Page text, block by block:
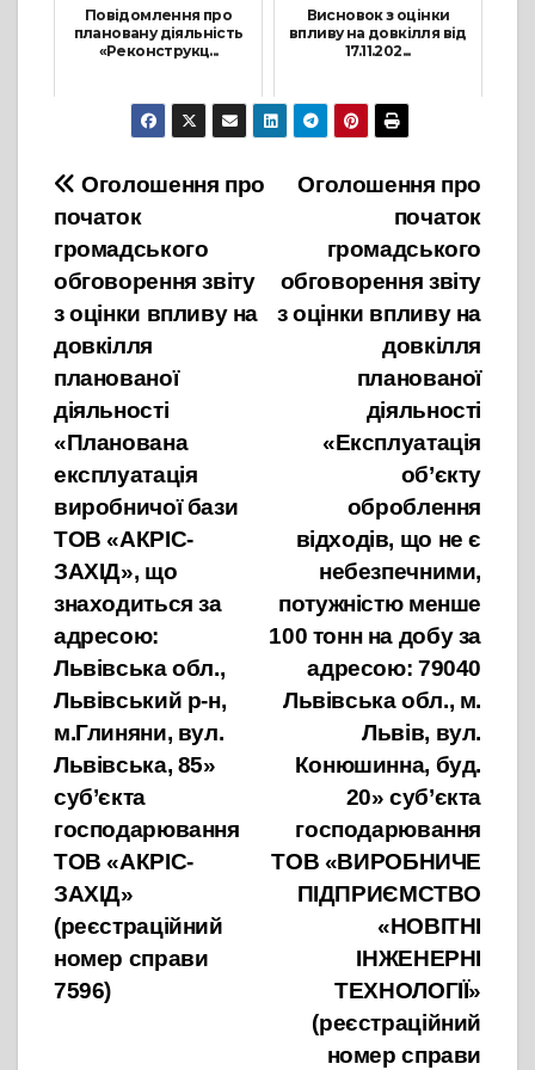
Повідомлення про
плановану діяльність
«Реконструкц...
23 Жовтня, 2025
Висновок з оцінки
впливу на довкілля від
17.11.202...
19 Листопада, 2025
Навігація
записів
Оголошення про
початок
громадського
обговорення звіту
з оцінки впливу на
довкілля
планованої
діяльності
«Експлуатація
об’єкту
оброблення
відходів, що не є
небезпечними,
потужністю менше
100 тонн на добу за
адресою: 79040
Львівська обл., м.
Львів, вул.
Конюшинна, буд.
20» суб’єкта
господарювання
ТОВ «ВИРОБНИЧЕ
ПІДПРИЄМСТВО
«НОВІТНІ
ІНЖЕНЕРНІ
ТЕХНОЛОГІЇ»
(реєстраційний
номер справи
Оголошення про
початок
громадського
обговорення звіту
з оцінки впливу на
довкілля
планованої
діяльності
«Планована
експлуатація
виробничої бази
ТОВ «АКРІС-
ЗАХІД», що
знаходиться за
адресою:
Львівська обл.,
Львівський р-н,
м.Глиняни, вул.
Львівська, 85»
суб’єкта
господарювання
ТОВ «АКРІС-
ЗАХІД»
(реєстраційний
номер справи
7596)